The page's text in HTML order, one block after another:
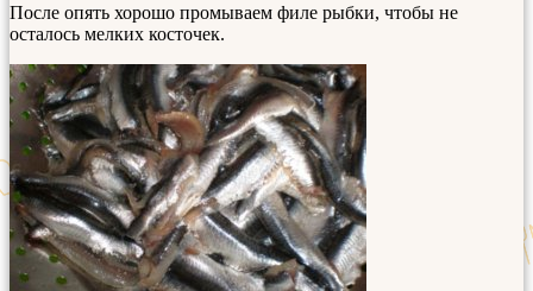
После опять хорошо промываем филе рыбки, чтобы не
осталось мелких косточек.